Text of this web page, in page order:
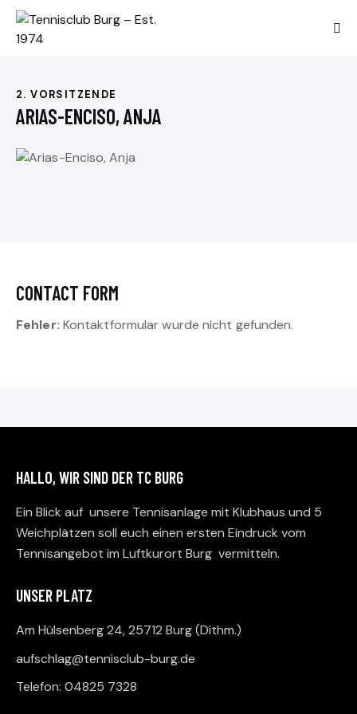
2. VORSITZENDE
ARIAS-ENCISO, ANJA
CONTACT FORM
Fehler: Kontaktformular wurde nicht gefunden.
HALLO, WIR SIND DER TC BURG
Ein Blick auf unsere Tennisanlage mit Klubhaus und 5
Weichplätzen soll euch einen ersten Eindruck vom
Tennisangebot im Luftkurort Burg vermitteln.
UNSER PLATZ
Am Hülsenberg 24, 25712 Burg (Dithm.)
aufschlag@tennisclub-burg.de
Telefon: 04825 7328